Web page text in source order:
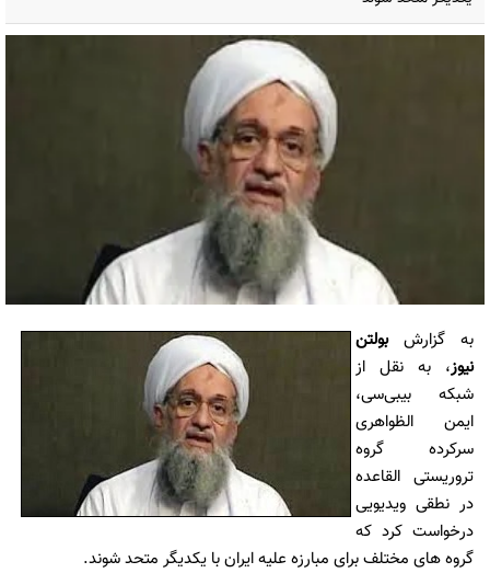
به گزارشبولتن
نیوز، به نقل از
شبکه بی‎بی‌سی،
ایمن الظواهری
سرکرده گروه
تروریستی القاعده
در نطقی ویدیویی
درخواست کرد که
گروه های مختلف برای مبارزه علیه ایران با یکدیگر متحد شوند.